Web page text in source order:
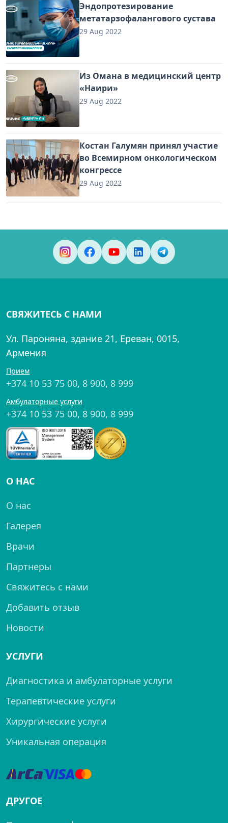
Эндопротезирование
метатарзофалангового сустава
29 Aug 2022
Из Омана в медицинский центр
«Наири»
29 Aug 2022
Костан Галумян принял участие
во Всемирном онкологическом
конгрессе
29 Aug 2022
СВЯЖИТЕСЬ С НАМИ
Ул. Пароняна, здание 21, Ереван, 0015,
Армения
Прием
+374 10 53 75 00, 8 900, 8 999
Амбулаторные услуги
+374 10 53 75 00, 8 900, 8 999
О НАС
О нас
Галерея
Врачи
Партнеры
Свяжитесь с нами
Добавить отзыв
Новости
УСЛУГИ
Диагностика и амбулаторные услуги
Терапевтические услуги
Хирургические услуги
Уникальная операция
ДРУГОЕ